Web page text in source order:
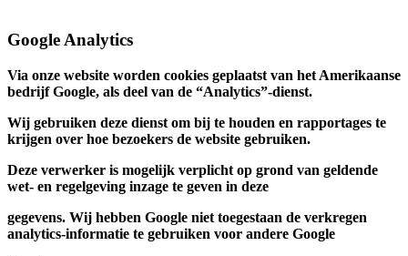
Google Analytics
Via onze website worden cookies geplaatst van het Amerikaanse
bedrijf Google, als deel van de “Analytics”-dienst.
Wij gebruiken deze dienst om bij te houden en rapportages te
krijgen over hoe bezoekers de website gebruiken.
Deze verwerker is mogelijk verplicht op grond van geldende
wet- en regelgeving inzage te geven in deze
gegevens. Wij hebben Google niet toegestaan de verkregen
analytics-informatie te gebruiken voor andere Google